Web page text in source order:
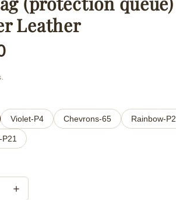
Leather
Violet-P4 Chevrons-65 Rainbow-P2